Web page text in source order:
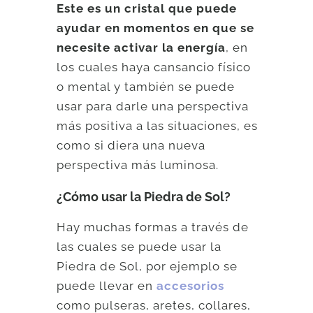
Este es un cristal que puede
ayudar en momentos en que se
necesite activar la energía, en
los cuales haya cansancio físico
o mental y también se puede
usar para darle una perspectiva
más positiva a las situaciones, es
como si diera una nueva
perspectiva más luminosa.
¿Cómo usar la Piedra de Sol?
Hay muchas formas a través de
las cuales se puede usar la
Piedra de Sol, por ejemplo se
puede llevar enaccesorios
como pulseras, aretes, collares,